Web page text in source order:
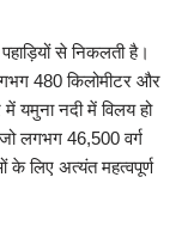
से निकलती है।
480 किलोमीटर और
यमुना नदी में विलय हो
लगभग 46,500 वर्ग
के लिए अत्यंत महत्वपूर्ण